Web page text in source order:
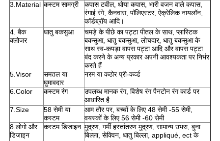
3.Material कस्टम सामग्री
कपास टवील, धोया कपास, भारी वजन वाले कपास,
रंगाई रंगे, कैनवास, पॉलिएस्टर, ऐक्रेलिक नायलॉन,
कॉर्डब्रॉय आदि।
4. बैक
क्लोजर
धातु बकसुआ
चमड़े के पीछे का पट्टा पीतल के साथ, प्लास्टिक
बकसुआ, धातु बकसुआ, लोचदार, धातु बकसुआ के
साथ स्व-कपड़ा वापस पट्टा आदि और वापस पट्टा
बंद करने के अन्य प्रकार अपनी आवश्यकता पर निर्भर
करते हैं
5.Visor
समतल या
घुमावदार
नरम या कठोर प्री-कर्व्ड
6.Color कस्टम रंग
उपलब्ध मानक रंग, विशेष रंग पैनटोन रंग कार्ड पर
आधारित है
7.Size
58 सेमी या
कस्टम
आम तौर पर, बच्चों के लिए 48 सेमी -55 सेमी,
वयस्कों के लिए 56 सेमी -60 सेमी
8.लोगो और
डिजाइन
कस्टम डिजाइन मुद्रण, गर्मी हस्तांतरण मुद्रण, सामान्य उभरा, बुना
बिल्ला, सेक्विन, धातु बिल्ला, appliqué, ect के